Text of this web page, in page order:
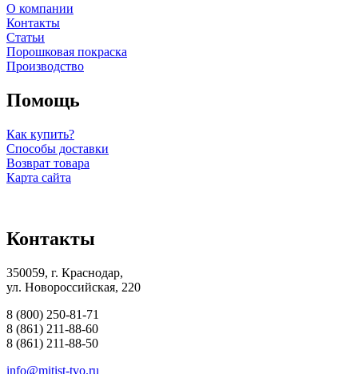
О компании
Контакты
Статьи
Порошковая покраска
Производство
Помощь
Как купить?
Способы доставки
Возврат товара
Карта сайта
Контакты
350059, г. Краснодар,
ул. Новороссийская, 220
8 (800) 250-81-71
8 (861) 211-88-60
8 (861) 211-88-50
info@mitist-tvo.ru